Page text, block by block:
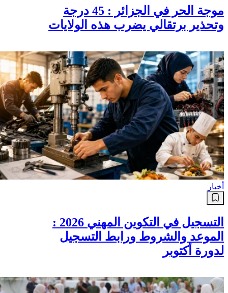
موجة الحر في الجزائر : 45 درجة
وتحذير برتقالي يضرب هذه الولايات
أخبار
التسجيل في التكوين المهني 2026 :
الموعد والشروط ورابط التسجيل
لدورة أكتوبر